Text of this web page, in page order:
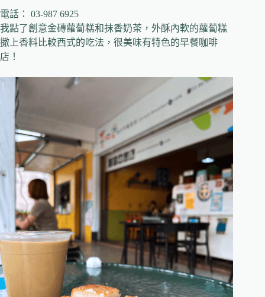
電話： 03-987 6925
我點了創意金磚蘿蔔糕和抹香奶茶，外酥內軟的蘿蔔糕
撒上香料比較西式的吃法，很美味有特色的早餐咖啡
店！